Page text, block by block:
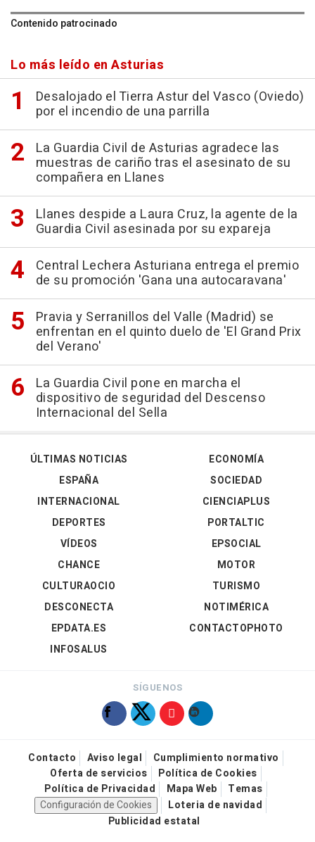
Contenido patrocinado
Lo más leído en Asturias
Desalojado el Tierra Astur del Vasco (Oviedo)
por el incendio de una parrilla
La Guardia Civil de Asturias agradece las
muestras de cariño tras el asesinato de su
compañera en Llanes
Llanes despide a Laura Cruz, la agente de la
Guardia Civil asesinada por su expareja
Central Lechera Asturiana entrega el premio
de su promoción 'Gana una autocaravana'
Pravia y Serranillos del Valle (Madrid) se
enfrentan en el quinto duelo de 'El Grand Prix
del Verano'
La Guardia Civil pone en marcha el
dispositivo de seguridad del Descenso
Internacional del Sella
ÚLTIMAS NOTICIAS
ESPAÑA
INTERNACIONAL
DEPORTES
VÍDEOS
ECONOMÍA
SOCIEDAD
CIENCIAPLUS
PORTALTIC
EPSOCIAL
CHANCE
CULTURAOCIO
DESCONECTA
EPDATA.ES
INFOSALUS
MOTOR
TURISMO
NOTIMÉRICA
CONTACTOPHOTO
SÍGUENOS
Contacto Aviso legal
Cumplimiento normativo
Oferta de servicios
Política de Cookies
Política de Privacidad
Mapa Web
Temas
Configuración de Cookies
Loteria de navidad
Publicidad estatal